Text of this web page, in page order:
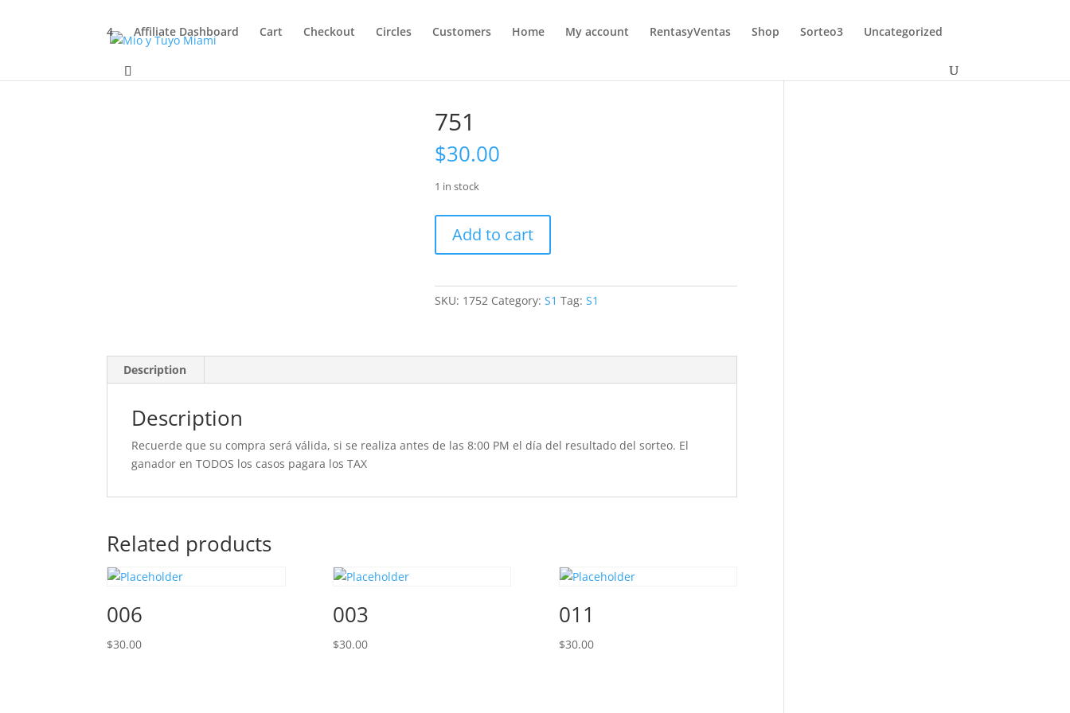
4 Affiliate Dashboard Cart Checkout Circles Customers Home My account RentasyVentas Shop Sorteo3 Uncategorized
751
$30.00
1 in stock
quantity
Add to cart
SKU: 1752 Category:S1 Tag:S1
Description
Description
Recuerde que su compra será válida, si se realiza antes de las 8:00 PM el día del resultado del sorteo. El
ganador en TODOS los casos pagara los TAX
Related products
006
$30.00
003
$30.00
011
$30.00